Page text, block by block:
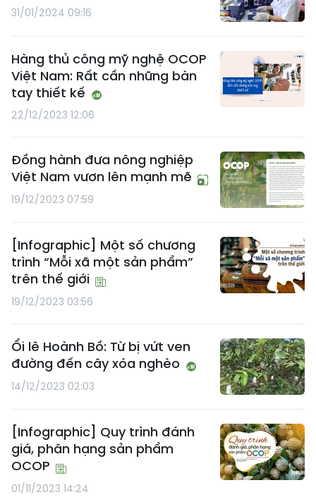
31/01/2024 09:16
Hàng thủ công mỹ nghệ OCOP
Việt Nam: Rất cần những bàn
tay thiết kế
22/12/2023 12:06
Đồng hành đưa nông nghiệp
Việt Nam vươn lên mạnh mẽ
19/12/2023 07:59
[Infographic] Một số chương
trình “Mỗi xã một sản phẩm”
trên thế giới
19/12/2023 03:56
Ổi lê Hoành Bồ: Từ bị vứt ven
đường đến cây xóa nghèo
14/12/2023 02:03
[Infographic] Quy trình đánh
giá, phân hạng sản phẩm
OCOP
01/11/2023 14:24